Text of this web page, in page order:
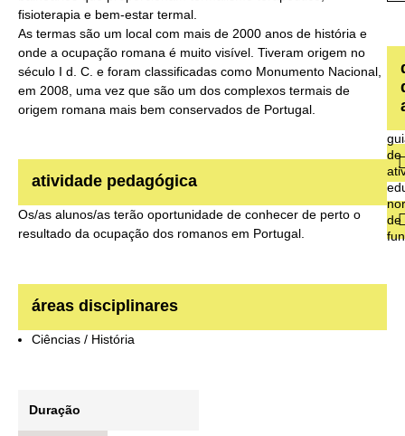
fisioterapia e bem-estar termal.
As termas são um local com mais de 2000 anos de história e
onde a ocupação romana é muito visível. Tiveram origem no
século I d. C. e foram classificadas como Monumento Nacional,
em 2008, uma vez que são um dos complexos termais de
origem romana mais bem conservados de Portugal.
atividade pedagógica
Os/as alunos/as terão oportunidade de conhecer de perto o
resultado da ocupação dos romanos em Portugal.
áreas disciplinares
Ciências / História
Duração
de
de